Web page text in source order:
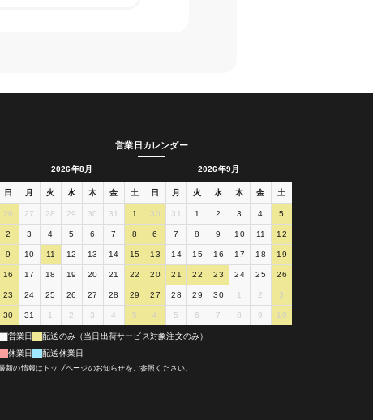
営業日カレンダー
2026年8月
日 月 火 水 木 金 土
26 27 28 29 30 31 1
2 3 4 5 6 7 8
9 10 11 12 13 14 15
16 17 18 19 20 21 22
23 24 25 26 27 28 29
30 31 1 2 3 4 5
2026年9月
日 月 火 水 木 金 土
30 31 1 2 3 4 5
6 7 8 9 10 11 12
13 14 15 16 17 18 19
20 21 22 23 24 25 26
27 28 29 30 1 2 3
4 5 6 7 8 9 10
営業日
配送のみ（当日出荷サービス対象注文のみ）
休業日
配送休業日
新の情報はトップページのお知らせをご参照ください。